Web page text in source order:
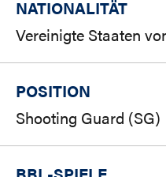
NATIONALITÄT
Vereinigte Staaten
POSITION
Shooting Guard (SG)